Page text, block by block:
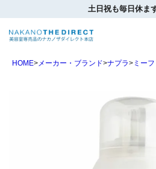
土日祝も毎日休ま
HOME メーカー・ブランド ナプラ ミー